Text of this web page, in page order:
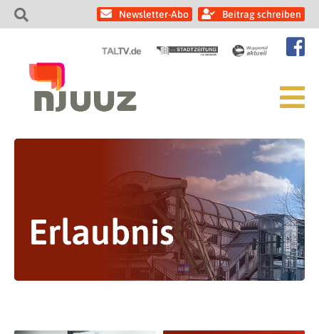
Newsletter-Abo Beitrag schreiben
Erlaubnis